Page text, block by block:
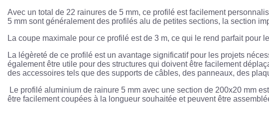
Avec un total de 22 rainures de 5 mm, ce profilé est facilement
5 mm sont généralement des profilés alu de petites sections, la section
La coupe maximale pour ce profilé est de 3 m, ce qui le rend parfait pour
La légèreté de ce profilé est un avantage significatif pour les projets
également être utile pour des structures qui doivent être facilement
des accessoires tels que des supports de câbles, des panneaux, des
Le profilé aluminium de rainure 5 mm avec une section de 200x20 mm
être facilement coupées à la longueur souhaitée et peuvent être